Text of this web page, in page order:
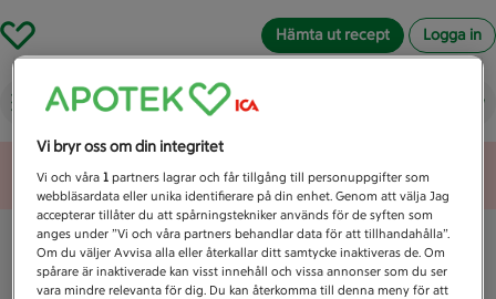
Hämta ut recept Logga in
Vad letar du efter idag?
Unknown error
Vi bryr oss om din integritet
Vi och våra1 partners lagrar och får tillgång till personuppgifter som
webbläsardata eller unika identifierare på din enhet. Genom att välja Jag
accepterar tillåter du att spårningstekniker används för de syften som
anges under ”Vi och våra partners behandlar data för att tillhandahålla”.
Om du väljer Avvisa alla eller återkallar ditt samtycke inaktiveras de. Om
spårare är inaktiverade kan visst innehåll och vissa annonser som du ser
vara mindre relevanta för dig. Du kan återkomma till denna meny för att